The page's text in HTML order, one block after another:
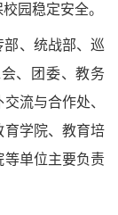
园稳定安全。
、统战部、巡
、团委、教务
流与合作处、
育学院、教育培
等单位主要负责